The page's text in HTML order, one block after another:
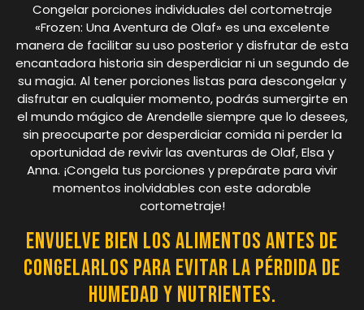
Congelar porciones individuales del cortometraje
«Frozen: Una Aventura de Olaf» es una excelente
manera de facilitar su uso posterior y disfrutar de esta
encantadora historia sin desperdiciar ni un segundo de
su magia. Al tener porciones listas para descongelar y
disfrutar en cualquier momento, podrás sumergirte en
el mundo mágico de Arendelle siempre que lo desees,
sin preocuparte por desperdiciar comida ni perder la
oportunidad de revivir las aventuras de Olaf, Elsa y
Anna. ¡Congela tus porciones y prepárate para vivir
momentos inolvidables con este adorable
cortometraje!
Envuelve bien los alimentos antes de
congelarlos para evitar la pérdida de
humedad y nutrientes.